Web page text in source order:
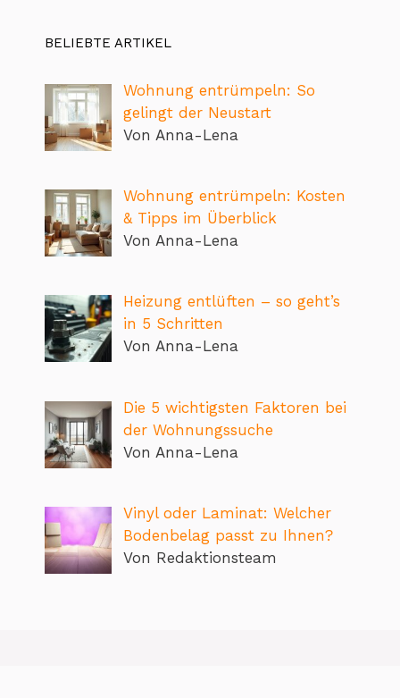
BELIEBTE ARTIKEL
Wohnung entrümpeln: So
gelingt der Neustart
Von Anna-Lena
Wohnung entrümpeln: Kosten
& Tipps im Überblick
Von Anna-Lena
Heizung entlüften – so geht’s
in 5 Schritten
Von Anna-Lena
Die 5 wichtigsten Faktoren bei
der Wohnungssuche
Von Anna-Lena
Vinyl oder Laminat: Welcher
Bodenbelag passt zu Ihnen?
Von Redaktionsteam